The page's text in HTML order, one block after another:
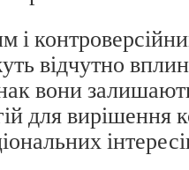
і
відчутно
вони
для вирішення